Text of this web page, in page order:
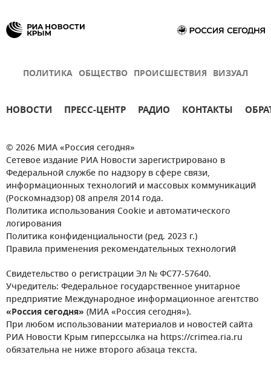
ПОЛИТИКА ОБЩЕСТВО ПРОИСШЕСТВИЯ ВИЗУАЛ
НОВОСТИ ПРЕСС-ЦЕНТР РАДИО КОНТАКТЫ
© 2026 МИА «Россия сегодня»
Сетевое издание РИА Новости зарегистрировано в
Федеральной службе по надзору в сфере связи,
информационных технологий и массовых коммуникаций
(Роскомнадзор) 08 апреля 2014 года.
Политика использования Cookie и автоматического
логирования
Политика конфиденциальности (ред. 2023 г.)
Правила применения рекомендательных технологий
Свидетельство о регистрации Эл № ФС77-57640.
Учредитель: Федеральное государственное унитарное
предприятие Международное информационное агентство
«Россия сегодня» (МИА «Россия сегодня»).
При любом использовании материалов и новостей сайта
РИА Новости Крым гиперссылка на https://crimea.ria.ru
обязательна не ниже второго абзаца текста.